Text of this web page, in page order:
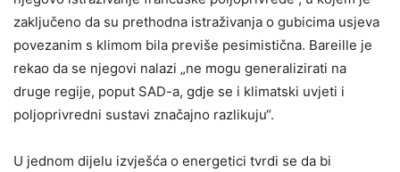
zaključeno da su prethodna istraživanja o gubicima usjeva
povezanim s klimom bila previše pesimistična. Bareille je
rekao da se njegovi nalazi „ne mogu generalizirati na
druge regije, poput SAD-a, gdje se i klimatski uvjeti i
poljoprivredni sustavi značajno razlikuju“.
U jednom dijelu izvješća o energetici tvrdi se da bi